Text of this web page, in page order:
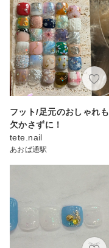
フット/足元のおしゃれも
欠かさずに！
tete.nail
あおば通駅